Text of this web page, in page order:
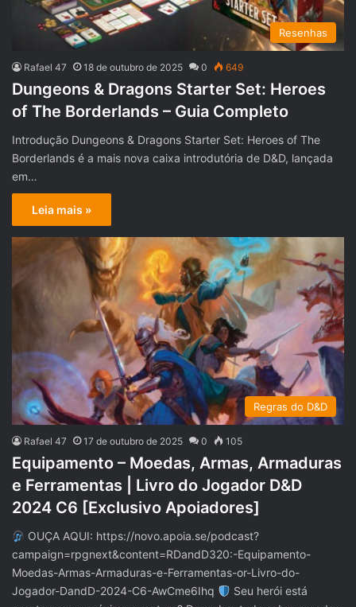
Resenhas
Rafael 47 18 de outubro de 2025 0 649
Dungeons & Dragons Starter Set: Heroes
of The Borderlands – Guia Completo
Introdução Dungeons & Dragons Starter Set: Heroes of The
Borderlands é a mais nova caixa introdutória de D&D, lançada
em…
Leia mais »
Regras do D&D
Rafael 47 17 de outubro de 2025 0 105
Equipamento – Moedas, Armas, Armaduras
e Ferramentas | Livro do Jogador D&D
2024 C6 [Exclusivo Apoiadores]
OUÇA AQUI: https://novo.apoia.se/podcast?
campaign=rpgnext&content=RDandD320:-Equipamento-
Moedas-Armas-Armaduras-e-Ferramentas-or-Livro-do-
Jogador-DandD-2024-C6-AwCme6Ihq
Seu herói está